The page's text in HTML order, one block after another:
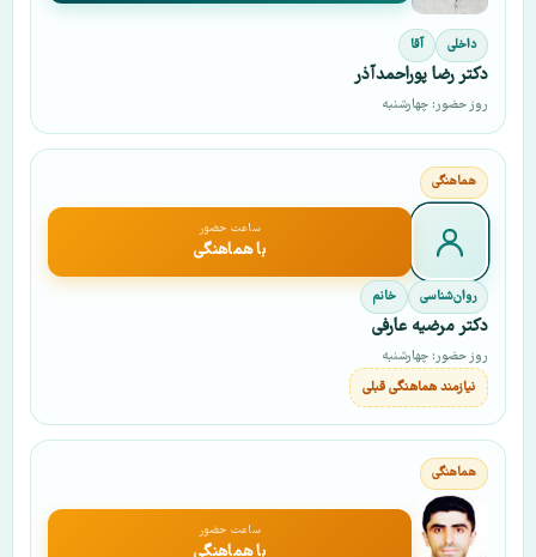
داخلی آقا
دکتر رضا پوراحمدآذر
روز حضور: چهارشنبه
ساعت حضور
با هماهنگی
روان‌شناسی خانم
دکتر مرضیه عارفی
روز حضور: چهارشنبه
نیازمند هماهنگی قبلی
ساعت حضور